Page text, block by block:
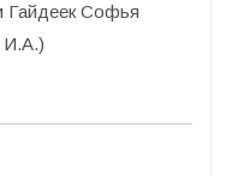
Софья
И.А.)